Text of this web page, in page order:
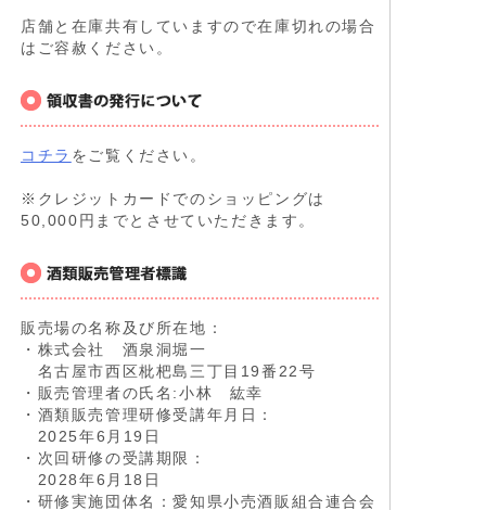
店舗と在庫共有していますので在庫切れの場合
はご容赦ください。
コチラ をご覧ください。
※クレジットカードでのショッピングは
50,000円までとさせていただきます。
販売場の名称及び所在地：
・株式会社 酒泉洞堀一
名古屋市西区枇杷島三丁目19番22号
・販売管理者の氏名:小林 紘幸
・酒類販売管理研修受講年月日：
2025年6月19日
・次回研修の受講期限：
2028年6月18日
・研修実施団体名：愛知県小売酒販組合連合会